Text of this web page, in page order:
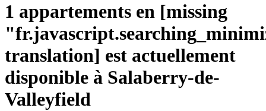
1 appartements en [missing
translation] est actuellement
disponible à Salaberry-de-
Valleyfield